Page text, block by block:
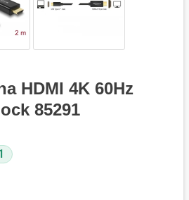
HDMI 4K 60Hz
85291